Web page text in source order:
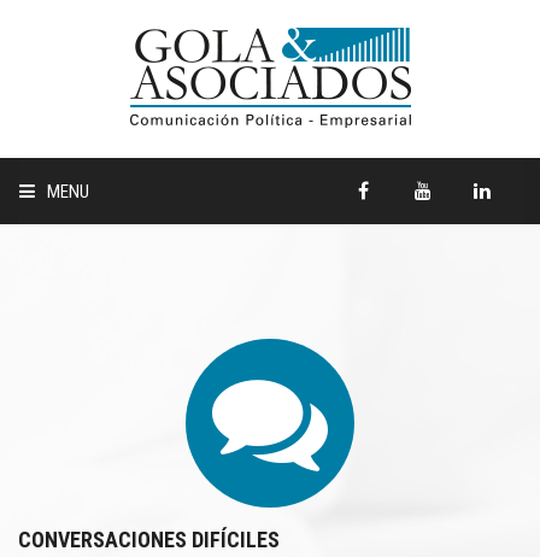
MENU
COMUNICACIÓN EMPRESARIAL
COMUNICACIÓN POLÍTICA
CONVERSACIONES DIFÍCILES